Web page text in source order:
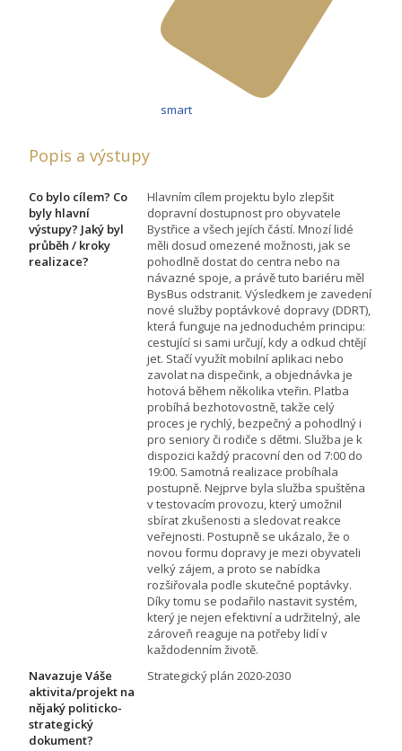
smart
Popis a výstupy
Co bylo cílem? Co
byly hlavní
výstupy? Jaký byl
průběh / kroky
realizace?
Hlavním cílem projektu bylo zlepšit
dopravní dostupnost pro obyvatele
Bystřice a všech jejích částí. Mnozí lidé
měli dosud omezené možnosti, jak se
pohodlně dostat do centra nebo na
návazné spoje, a právě tuto bariéru měl
BysBus odstranit. Výsledkem je zavedení
nové služby poptávkové dopravy (DDRT),
která funguje na jednoduchém principu:
cestující si sami určují, kdy a odkud chtějí
jet. Stačí využít mobilní aplikaci nebo
zavolat na dispečink, a objednávka je
hotová během několika vteřin. Platba
probíhá bezhotovostně, takže celý
proces je rychlý, bezpečný a pohodlný i
pro seniory či rodiče s dětmi. Služba je k
dispozici každý pracovní den od 7:00 do
19:00. Samotná realizace probíhala
postupně. Nejprve byla služba spuštěna
v testovacím provozu, který umožnil
sbírat zkušenosti a sledovat reakce
veřejnosti. Postupně se ukázalo, že o
novou formu dopravy je mezi obyvateli
velký zájem, a proto se nabídka
rozšiřovala podle skutečné poptávky.
Díky tomu se podařilo nastavit systém,
který je nejen efektivní a udržitelný, ale
zároveň reaguje na potřeby lidí v
každodenním životě.
Navazuje Váše
aktivita/projekt na
nějaký politicko-
strategický
dokument?
Strategický plán 2020-2030